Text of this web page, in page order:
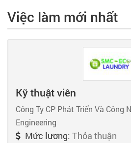
Việc làm mới nhất
Kỹ thuật viên
Công Ty CP Phát Triển Và Công
Engineering
Mức lương: Thỏa thuận